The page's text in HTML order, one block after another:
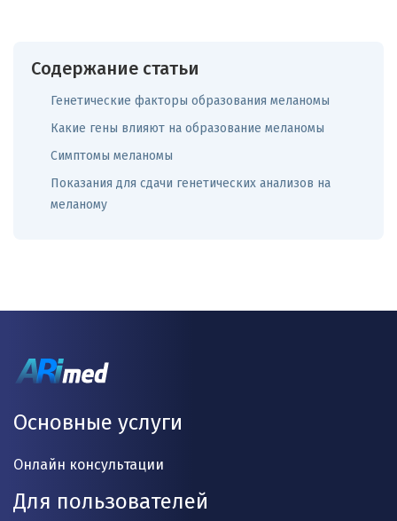
Содержание статьи
Генетические факторы образования меланомы
Какие гены влияют на образование меланомы
Симптомы меланомы
Показания для сдачи генетических анализов на
меланому
Основные услуги
Онлайн консультации
Для пользователей